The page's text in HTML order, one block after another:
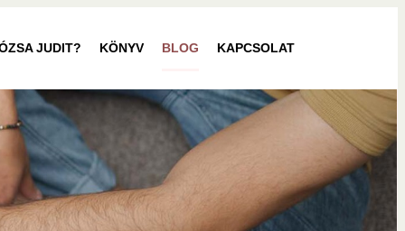
JUDIT? KÖNYV BLOG KAPCSOLAT